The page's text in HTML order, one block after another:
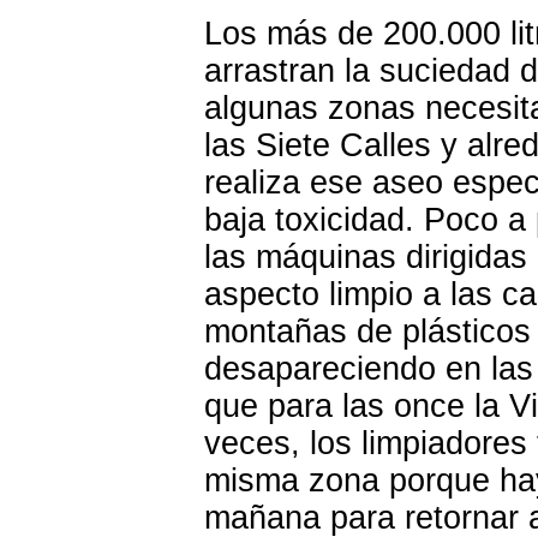
Los más de 200.000
arrastran la suciedad
algunas zonas
las Siete Calles y
realiza ese aseo
baja toxicidad. Poco
las máquinas
aspecto limpio a las
montañas de
desapareciendo en
que para las once la
veces, los
misma zona porque
mañana para retornar